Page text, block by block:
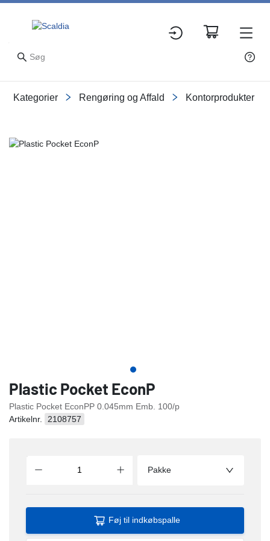
Kategorier Rengøring og Affald Kontorprodukter
Slide 1 of 1
Plastic Pocket EconP
Plastic Pocket EconPP 0.045mm Emb. 100/p
Artikelnr.
2108757
Pakke
Føj til indkøbspalle